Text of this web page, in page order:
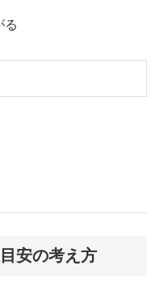
る
安の考え方